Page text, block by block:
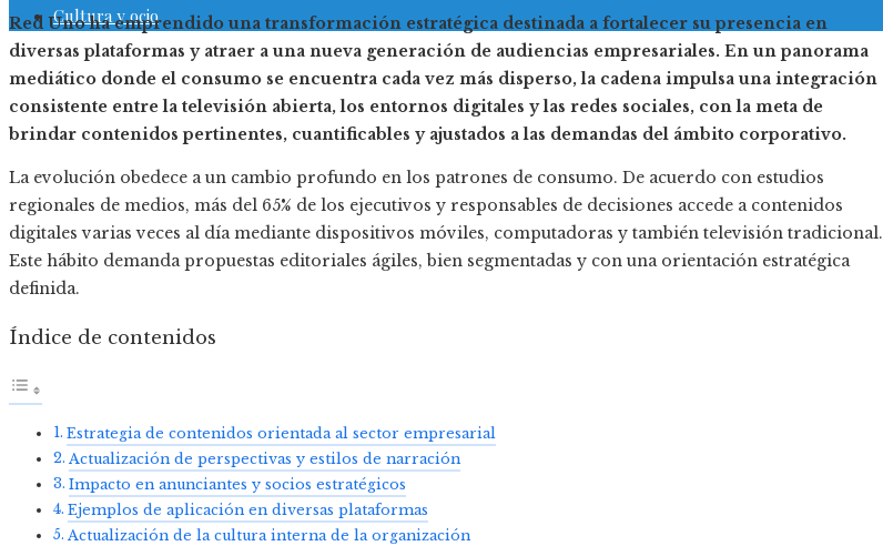
Cultura y ocio
Red Uno ha emprendido una transformación estratégica destinada a fortalecer su presencia en
diversas plataformas y atraer a una nueva generación de audiencias empresariales. En un panorama
mediático donde el consumo se encuentra cada vez más disperso, la cadena impulsa una integración
consistente entre la televisión abierta, los entornos digitales y las redes sociales, con la meta de
brindar contenidos pertinentes, cuantificables y ajustados a las demandas del ámbito corporativo.
La evolución obedece a un cambio profundo en los patrones de consumo. De acuerdo con estudios
regionales de medios, más del 65% de los ejecutivos y responsables de decisiones accede a contenidos
digitales varias veces al día mediante dispositivos móviles, computadoras y también televisión tradicional.
Este hábito demanda propuestas editoriales ágiles, bien segmentadas y con una orientación estratégica
definida.
Índice de contenidos
Estrategia de contenidos orientada al sector empresarial
Actualización de perspectivas y estilos de narración
Impacto en anunciantes y socios estratégicos
Ejemplos de aplicación en diversas plataformas
Actualización de la cultura interna de la organización